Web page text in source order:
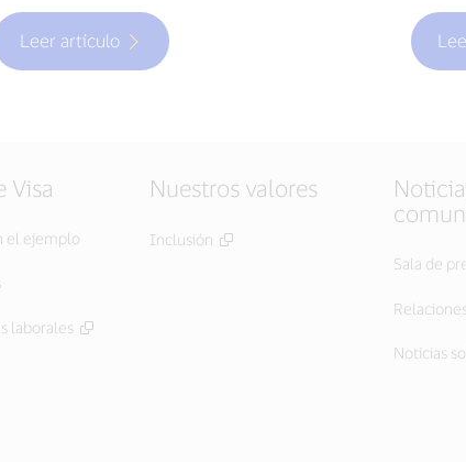
Leer artículo
Visa
el ejemplo
laborales
Nuestros valores
Inclusión
Sala de
Noticias